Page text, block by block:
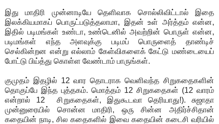
இது மாதிரி முன்னாடியே தெளிவாக சொல்லிவிட்டால் இதை
இலக்கியமாகப் பொருட்படுத்தலாமா, இதன் உள் அர்த்தம் என்ன,
இதில் படிமங்கள் உண்டா, உண்டெனில் அவற்றின் பொருள் என்ன,
படிமங்கள் எந்த அளவுக்கு படிமப் பொருளைத் தாண்டிச்
செல்கின்றன என்று எல்லாம் கேள்விகளைக் கேட்டு மண்டையைப்
போட்டு பிய்த்து கொள்ள வேண்டாம் பாருங்கள்.
குமுதம் இதழில் 12 வார தொடராக வெளிவந்த சிறுகதைகளின்
தொகுப்பே இந்த புத்தகம். மொத்தம் 12 சிறுகதைகள் (12 வாரம்
என்றால் 12 சிறுகதைகள், இதுகூடவா தெரியாது!). சுஜாதா
முன்னுரையில் சொன்ன மாதிரி, ஒரு சின்ன அதிர்ச்சிதான்
கதையின் நாடி, சில கதைகளில் இவை கதையின் கடைசி வரியில்